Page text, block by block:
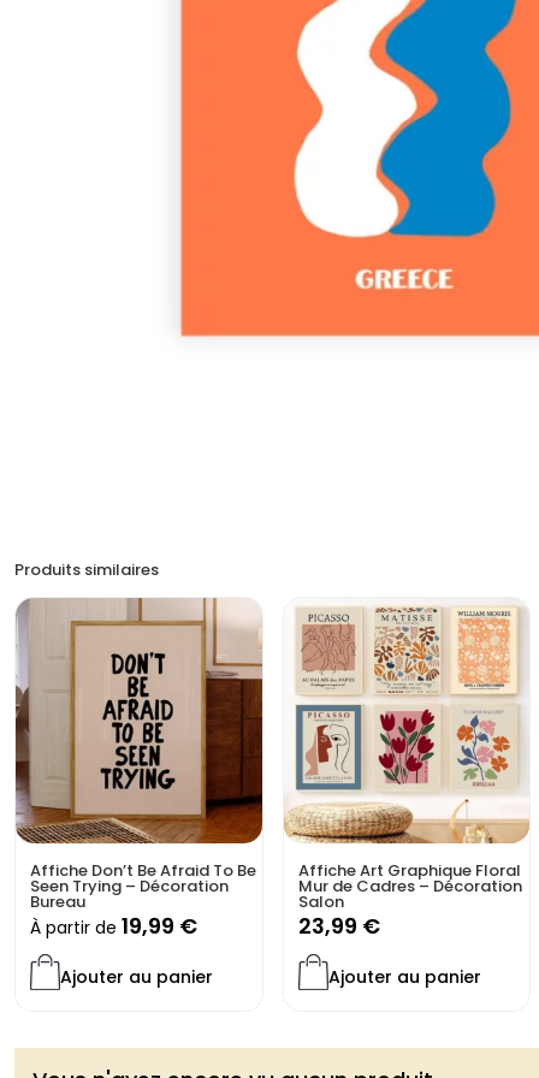
Produits similaires
Affiche Don’t Be Afraid To Be
Seen Trying – Décoration
Bureau
À partir de 19,99 €
Ajouter au panier
Affiche Art Graphique Floral
Mur de Cadres – Décoration
Salon
23,99 €
Ajouter au panier